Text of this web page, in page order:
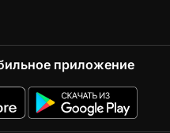
приложение